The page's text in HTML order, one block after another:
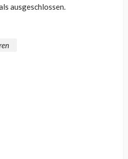
ausgeschlossen.